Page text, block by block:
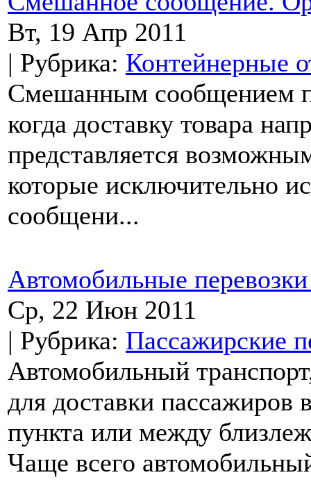
Вт, 19 Апр 2011
| Рубрика: Контейнерные
Смешанным сообщением
когда доставку товара
представляется
которые исключительно
сообщени...
Автомобильные
Ср, 22 Июн 2011
| Рубрика: Пассажирские
Автомобильный
для доставки пассажиров
пункта или между
Чаще всего